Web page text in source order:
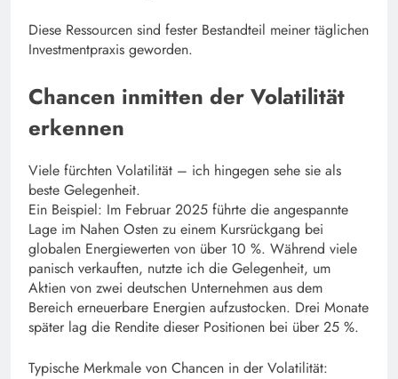
Diese Ressourcen sind fester Bestandteil meiner täglichen
Investmentpraxis geworden.
Chancen inmitten der Volatilität
erkennen
Viele fürchten Volatilität – ich hingegen sehe sie als
beste Gelegenheit.
Ein Beispiel: Im Februar 2025 führte die angespannte
Lage im Nahen Osten zu einem Kursrückgang bei
globalen Energiewerten von über 10 %. Während viele
panisch verkauften, nutzte ich die Gelegenheit, um
Aktien von zwei deutschen Unternehmen aus dem
Bereich erneuerbare Energien aufzustocken. Drei Monate
später lag die Rendite dieser Positionen bei über 25 %.
Typische Merkmale von Chancen in der Volatilität: